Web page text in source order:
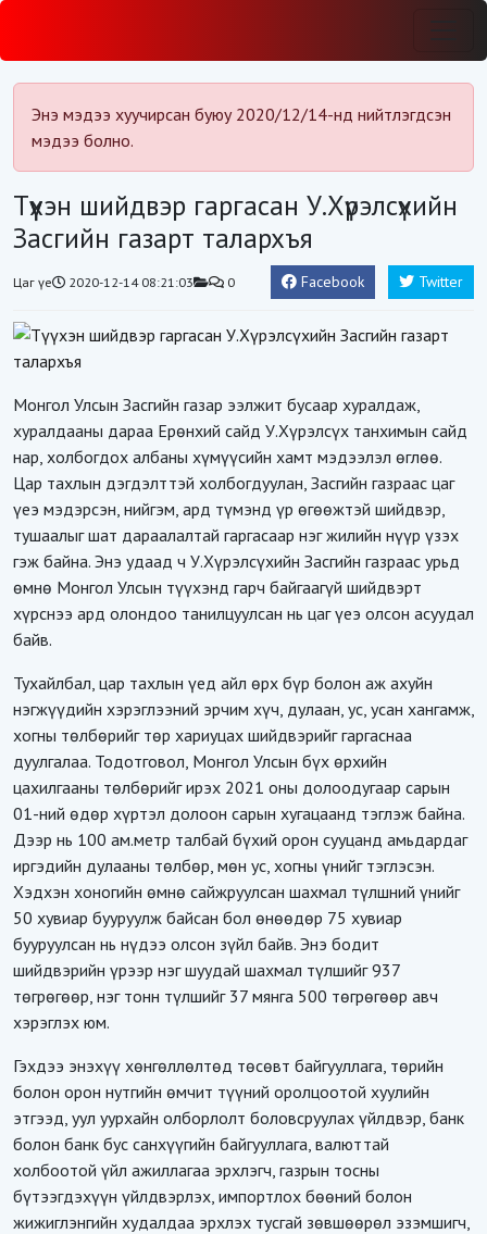
Энэ мэдээ хуучирсан буюу 2020/12/14-нд нийтлэгдсэн
мэдээ болно.
Түүхэн шийдвэр гаргасан У.Хүрэлсүхийн
Засгийн газарт талархъя
Цаг үе 2020-12-14 08:21:03 0 Facebook Twitter
Монгол Улсын Засгийн газар ээлжит бусаар хуралдаж,
хуралдааны дараа Ерөнхий сайд У.Хүрэлсүх танхимын сайд
нар, холбогдох албаны хүмүүсийн хамт мэдээлэл өглөө.
Цар тахлын дэгдэлттэй холбогдуулан, Засгийн газраас цаг
үеэ мэдэрсэн, нийгэм, ард түмэнд үр өгөөжтэй шийдвэр,
тушаалыг шат дараалалтай гаргасаар нэг жилийн нүүр үзэх
гэж байна. Энэ удаад ч У.Хүрэлсүхийн Засгийн газраас урьд
өмнө Монгол Улсын түүхэнд гарч байгаагүй шийдвэрт
хүрснээ ард олондоо танилцуулсан нь цаг үеэ олсон асуудал
байв.
Тухайлбал, цар тахлын үед айл өрх бүр болон аж ахуйн
нэгжүүдийн хэрэглээний эрчим хүч, дулаан, ус, усан хангамж,
хогны төлбөрийг төр хариуцах шийдвэрийг гаргаснаа
дуулгалаа. Тодотговол, Монгол Улсын бүх өрхийн
цахилгааны төлбөрийг ирэх 2021 оны долоодугаар сарын
01-ний өдөр хүртэл долоон сарын хугацаанд тэглэж байна.
Дээр нь 100 ам.метр талбай бүхий орон сууцанд амьдардаг
иргэдийн дулааны төлбөр, мөн ус, хогны үнийг тэглэсэн.
Хэдхэн хоногийн өмнө сайжруулсан шахмал түлшний үнийг
50 хувиар бууруулж байсан бол өнөөдөр 75 хувиар
бууруулсан нь нүдээ олсон зүйл байв. Энэ бодит
шийдвэрийн үрээр нэг шуудай шахмал түлшийг 937
төгрөгөөр, нэг тонн түлшийг 37 мянга 500 төгрөгөөр авч
хэрэглэх юм.
Гэхдээ энэхүү хөнгөллөлтөд төсөвт байгууллага, төрийн
болон орон нутгийн өмчит түүний оролцоотой хуулийн
этгээд, уул уурхайн олборлолт боловсруулах үйлдвэр, банк
болон банк бус санхүүгийн байгууллага, валюттай
холбоотой үйл ажиллагаа эрхлэгч, газрын тосны
бүтээгдэхүүн үйлдвэрлэх, импортлох бөөний болон
жижиглэнгийн худалдаа эрхлэх тусгай зөвшөөрөл эзэмшигч,